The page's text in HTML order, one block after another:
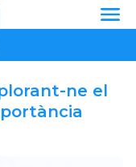
ne el